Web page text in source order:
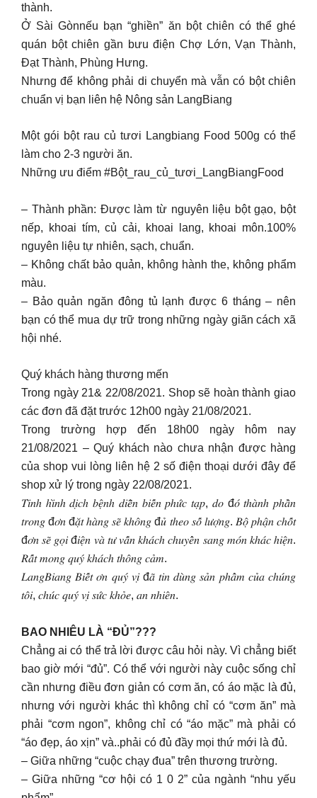
thành.
Ở Sài Gònnếu bạn “ghiền” ăn bột chiên có thể ghé
quán bột chiên gần bưu điện Chợ Lớn, Vạn Thành,
Đạt Thành, Phùng Hưng.
Nhưng để không phải di chuyển mà vẫn có bột chiên
chuẩn vị bạn liên hệ Nông sản LangBiang
Một gói bột rau củ tươi Langbiang Food 500g có thể
làm cho 2-3 người ăn.
Những ưu điểm #Bột_rau_củ_tươi_LangBiangFood
– Thành phần: Được làm từ nguyên liệu bột gạo, bột
nếp, khoai tím, củ cải, khoai lang, khoai môn.100%
nguyên liệu tự nhiên, sạch, chuẩn.
– Không chất bảo quản, không hành the, không phẩm
màu.
– Bảo quản ngăn đông tủ lạnh được 6 tháng – nên
bạn có thể mua dự trữ trong những ngày giãn cách xã
hội nhé.
Quý khách hàng thương mến
Trong ngày 21& 22/08/2021. Shop sẽ hoàn thành giao
các đơn đã đặt trước 12h00 ngày 21/08/2021.
Trong trường hợp đến 18h00 ngày hôm nay
21/08/2021 – Quý khách nào chưa nhận được hàng
của shop vui lòng liên hệ 2 số điện thoại dưới đây để
shop xử lý trong ngày 22/08/2021.
𝑇𝑖̀𝑛ℎ ℎ𝑖̀𝑛ℎ 𝑑𝑖̣𝑐ℎ 𝑏𝑒̣̂𝑛ℎ 𝑑𝑖𝑒̂̃𝑛 𝑏𝑖𝑒̂́𝑛 𝑝ℎ𝑢̛́𝑐 𝑡𝑎̣𝑝, 𝑑𝑜 đ𝑜́ 𝑡ℎ𝑎̀𝑛ℎ 𝑝ℎ𝑎̂̀𝑛
𝑡𝑟𝑜𝑛𝑔 đ𝑜̛𝑛 đ𝑎̣̆𝑡 ℎ𝑎̀𝑛𝑔 𝑠𝑒̃ 𝑘ℎ𝑜̂𝑛𝑔 đ𝑢̉ 𝑡ℎ𝑒𝑜 𝑠𝑜̂́ 𝑙𝑢̛𝑜̛̣𝑛𝑔. 𝐵𝑜̣̂ 𝑝ℎ𝑎̣̂𝑛 𝑐ℎ𝑜̂́𝑡
đ𝑜̛𝑛 𝑠𝑒̃ 𝑔𝑜̣𝑖 đ𝑖𝑒̣̂𝑛 𝑣𝑎̀ 𝑡𝑢̛ 𝑣𝑎̂́𝑛 𝑘ℎ𝑎́𝑐ℎ 𝑐ℎ𝑢𝑦𝑒̂̉𝑛 𝑠𝑎𝑛𝑔 𝑚𝑜́𝑛 𝑘ℎ𝑎́𝑐 ℎ𝑖𝑒̣̂𝑛.
𝑅𝑎̂́𝑡 𝑚𝑜𝑛𝑔 𝑞𝑢𝑦́ 𝑘ℎ𝑎́𝑐ℎ 𝑡ℎ𝑜̂𝑛𝑔 𝑐𝑎̉𝑚.
𝐿𝑎𝑛𝑔𝐵𝑖𝑎𝑛𝑔 𝐵𝑖𝑒̂́𝑡 𝑜̛𝑛 𝑞𝑢𝑦́ 𝑣𝑖̣ đ𝑎̃ 𝑡𝑖𝑛 𝑑𝑢̀𝑛𝑔 𝑠𝑎̉𝑛 𝑝ℎ𝑎̂̉𝑚 𝑐𝑢̉𝑎 𝑐ℎ𝑢́𝑛𝑔
𝑡𝑜̂𝑖, 𝑐ℎ𝑢́𝑐 𝑞𝑢𝑦́ 𝑣𝑖̣ 𝑠𝑢̛́𝑐 𝑘ℎ𝑜̉𝑒, 𝑎𝑛 𝑛ℎ𝑖𝑒̂𝑛.
BAO NHIÊU LÀ “ĐỦ”???
Chẳng ai có thể trả lời được câu hỏi này. Vì chẳng biết
bao giờ mới “đủ”. Có thể với người này cuộc sống chỉ
cần nhưng điều đơn giản có cơm ăn, có áo mặc là đủ,
nhưng với người khác thì không chỉ có “cơm ăn” mà
phải “cơm ngon”, không chỉ có “áo mặc” mà phải có
“áo đẹp, áo xịn” và..phải có đủ đầy mọi thứ mới là đủ.
– Giữa những “cuộc chạy đua” trên thương trường.
– Giữa những “cơ hội có 1 0 2” của ngành “nhu yếu